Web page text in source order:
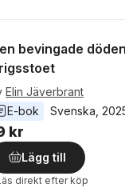
bevingade
Elin Jäverbrant
E-bok
Svenska
kr
Lägg till
direkt efter köp